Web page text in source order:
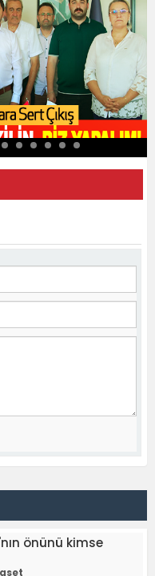
önünü kimse